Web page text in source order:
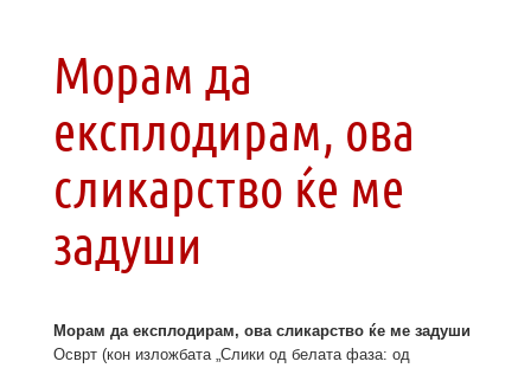
Морам да
експлодирам, ова
сликарство ќе ме
задуши
Морам да експлодирам, ова сликарство ќе ме задуши
Осврт (кон изложбата „Слики од белата фаза: од